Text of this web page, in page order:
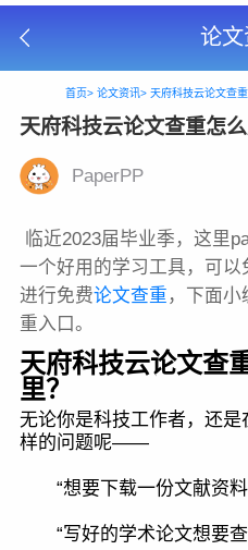
论
首页> 论文资讯> 天府科技云论文查
天府科技云论文查重怎
PaperPP
临近2023届毕业季，这里
一个好用的学习工具，可
进行免费论文查重 ，下面
重入口。
天府科技云论文查
里？
无论你是科技工作者，还
样的问题呢——
“想要下载一份文献资料
“写好的学术论文想要查